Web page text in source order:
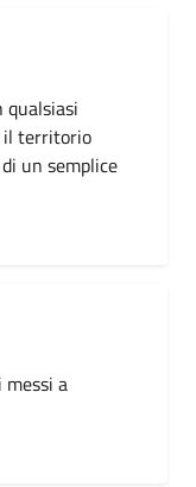
qualsiasi
il territorio
un semplice
a